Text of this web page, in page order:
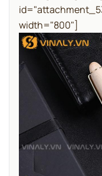
width="800"]